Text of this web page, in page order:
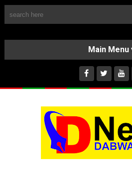
HOME
ABOUT US
INSTAGRAM